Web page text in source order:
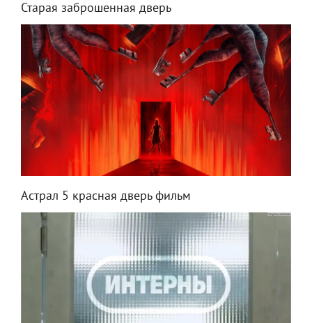
Старая заброшенная дверь
Астрал 5 красная дверь фильм